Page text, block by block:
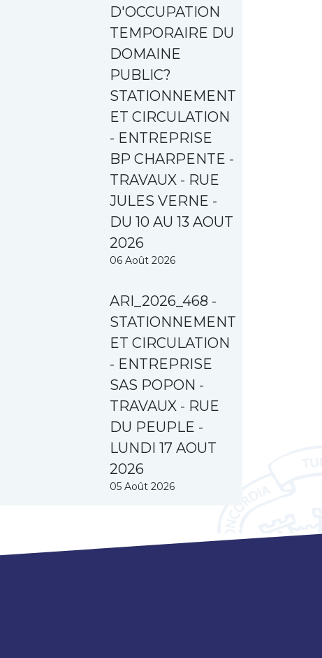
D'OCCUPATION
TEMPORAIRE DU
DOMAINE
PUBLIC?
STATIONNEMENT
ET CIRCULATION
- ENTREPRISE
BP CHARPENTE -
TRAVAUX - RUE
JULES VERNE -
DU 10 AU 13 AOUT
2026
06 Août 2026
ARI_2026_468 -
STATIONNEMENT
ET CIRCULATION
- ENTREPRISE
SAS POPON -
TRAVAUX - RUE
DU PEUPLE -
LUNDI 17 AOUT
2026
05 Août 2026